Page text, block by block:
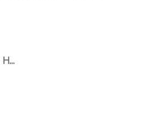
H...